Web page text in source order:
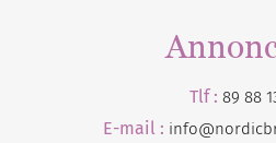
Tlf : 89 88
E-mail :